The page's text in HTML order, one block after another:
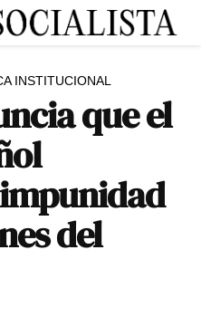
INSTITUCIONAL
que el
del